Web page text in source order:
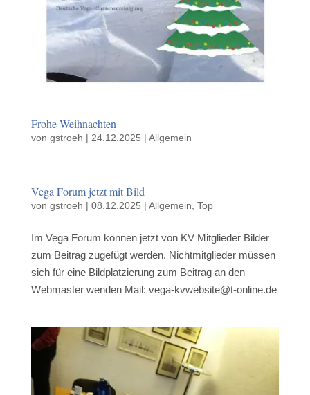
Frohe Weihnachten
von gstroeh | 24.12.2025 | Allgemein
Vega Forum jetzt mit Bild
von gstroeh | 08.12.2025 | Allgemein Top
Im Vega Forum können jetzt von KV Mitglieder Bilder
zum Beitrag zugefügt werden. Nichtmitglieder müssen
sich für eine Bildplatzierung zum Beitrag an den
Webmaster wenden Mail: vega-kvwebsite@t-online.de